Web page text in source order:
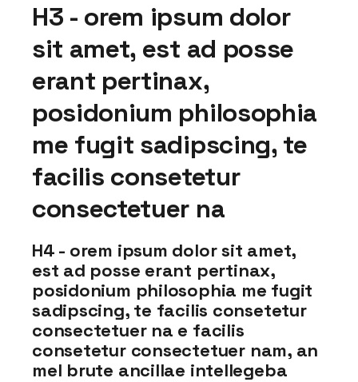
H3 - orem ipsum dolor
sit amet, est ad posse
erant pertinax,
posidonium philosophia
me fugit sadipscing, te
facilis consetetur
consectetuer na
H4 - orem ipsum dolor sit amet,
est ad posse erant pertinax,
posidonium philosophia me fugit
sadipscing, te facilis consetetur
consectetuer na e facilis
consetetur consectetuer nam, an
mel brute ancillae intellegeba